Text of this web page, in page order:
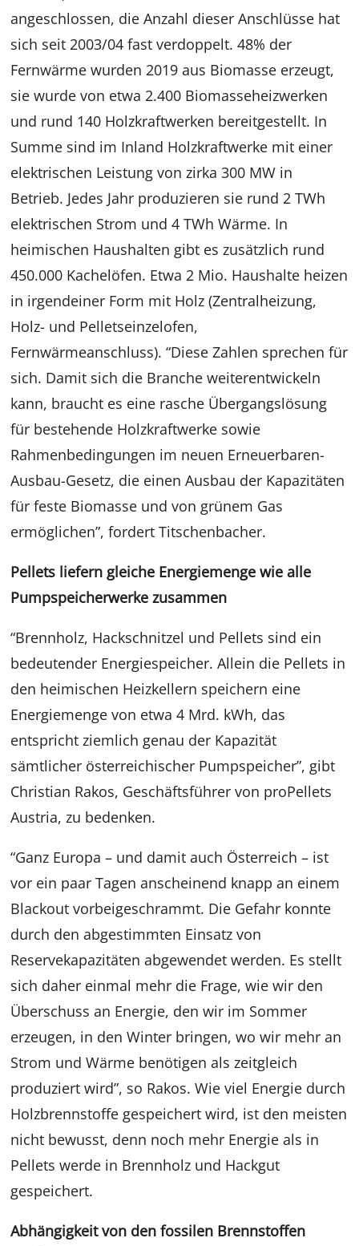
angeschlossen, die Anzahl dieser Anschlüsse hat
sich seit 2003/04 fast verdoppelt. 48% der
Fernwärme wurden 2019 aus Biomasse erzeugt,
sie wurde von etwa 2.400 Biomasseheizwerken
und rund 140 Holzkraftwerken bereitgestellt. In
Summe sind im Inland Holzkraftwerke mit einer
elektrischen Leistung von zirka 300 MW in
Betrieb. Jedes Jahr produzieren sie rund 2 TWh
elektrischen Strom und 4 TWh Wärme. In
heimischen Haushalten gibt es zusätzlich rund
450.000 Kachelöfen. Etwa 2 Mio. Haushalte heizen
in irgendeiner Form mit Holz (Zentralheizung,
Holz- und Pelletseinzelofen,
Fernwärmeanschluss). “Diese Zahlen sprechen für
sich. Damit sich die Branche weiterentwickeln
kann, braucht es eine rasche Übergangslösung
für bestehende Holzkraftwerke sowie
Rahmenbedingungen im neuen Erneuerbaren-
Ausbau-Gesetz, die einen Ausbau der Kapazitäten
für feste Biomasse und von grünem Gas
ermöglichen”, fordert Titschenbacher.
Pellets liefern gleiche Energiemenge wie alle
Pumpspeicherwerke zusammen
“Brennholz, Hackschnitzel und Pellets sind ein
bedeutender Energiespeicher. Allein die Pellets in
den heimischen Heizkellern speichern eine
Energiemenge von etwa 4 Mrd. kWh, das
entspricht ziemlich genau der Kapazität
sämtlicher österreichischer Pumpspeicher”, gibt
Christian Rakos, Geschäftsführer von proPellets
Austria, zu bedenken.
“Ganz Europa – und damit auch Österreich – ist
vor ein paar Tagen anscheinend knapp an einem
Blackout vorbeigeschrammt. Die Gefahr konnte
durch den abgestimmten Einsatz von
Reservekapazitäten abgewendet werden. Es stellt
sich daher einmal mehr die Frage, wie wir den
Überschuss an Energie, den wir im Sommer
erzeugen, in den Winter bringen, wo wir mehr an
Strom und Wärme benötigen als zeitgleich
produziert wird”, so Rakos. Wie viel Energie durch
Holzbrennstoffe gespeichert wird, ist den meisten
nicht bewusst, denn noch mehr Energie als in
Pellets werde in Brennholz und Hackgut
gespeichert.
Abhängigkeit von den fossilen Brennstoffen